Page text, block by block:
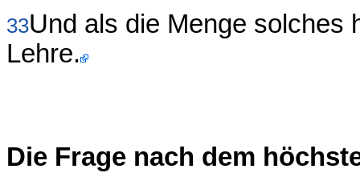
33Und als die Menge solches
Lehre.
Die Frage nach dem